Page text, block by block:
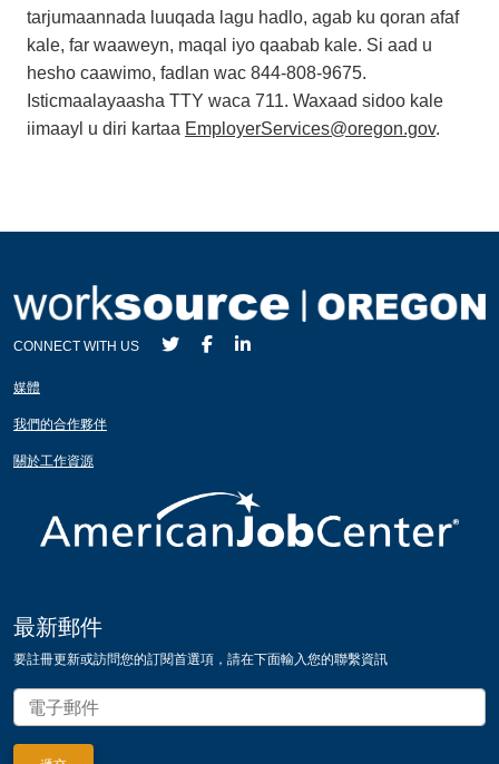
tarjumaannada luuqada lagu hadlo, agab ku qoran afaf
kale, far waaweyn, maqal iyo qaabab kale. Si aad u
hesho caawimo, fadlan wac 844-808-9675.
Isticmaalayaasha TTY waca 711. Waxaad sidoo kale
iimaayl u diri kartaa EmployerServices@oregon.gov.
CONNECT WITH US
媒體
我們的合作夥伴
關於工作資源
最新郵件
要註冊更新或訪問您的訂閱首選項，請在下面輸入您的聯繫資訊